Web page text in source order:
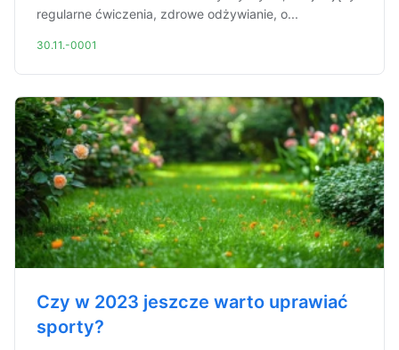
regularne ćwiczenia, zdrowe odżywianie, o...
30.11.-0001
Czy w 2023 jeszcze warto uprawiać
sporty?